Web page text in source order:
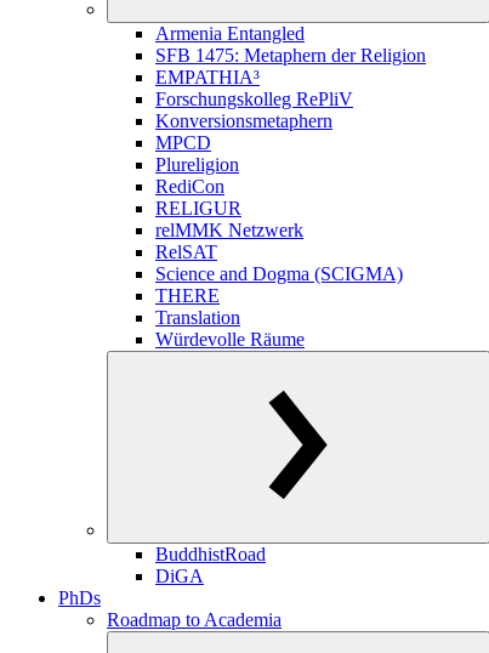
Armenia Entangled
SFB 1475: Metaphern der Religion
EMPATHIA³
Forschungskolleg RePliV
Konversionsmetaphern
MPCD
Plureligion
RediCon
RELIGUR
relMMK Netzwerk
RelSAT
Science and Dogma (SCIGMA)
THERE
Translation
Würdevolle Räume
BuddhistRoad
DiGA
PhDs
Roadmap to Academia